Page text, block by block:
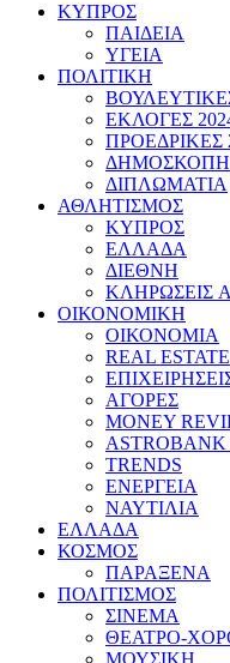
ΚΥΠΡΟΣ
ΠΑΙΔΕΙΑ
ΥΓΕΙΑ
ΠΟΛΙΤΙΚΗ
ΕΚΛΟΓΕΣ
ΠΡΟΕΔΡΙΚΕΣ
ΔΙΠΛΩΜΑΤΙΑ
ΑΘΛΗΤΙΣΜΟΣ
ΚΥΠΡΟΣ
ΕΛΛΑΔΑ
ΔΙΕΘΝΗ
ΚΛΗΡΩΣΕΙΣ
ΟΙΚΟΝΟΜΙΚΗ
ΟΙΚΟΝΟΜΙΑ
REAL ESTATE
ΑΓΟΡΕΣ
MONEY
ASTROBANK
TRENDS
ΕΝΕΡΓΕΙΑ
ΝΑΥΤΙΛΙΑ
ΕΛΛΑΔΑ
ΚΟΣΜΟΣ
ΠΑΡΑΞΕΝΑ
ΠΟΛΙΤΙΣΜΟΣ
ΣΙΝΕΜΑ
ΘΕΑΤΡΟ-
ΜΟΥΣΙΚΗ